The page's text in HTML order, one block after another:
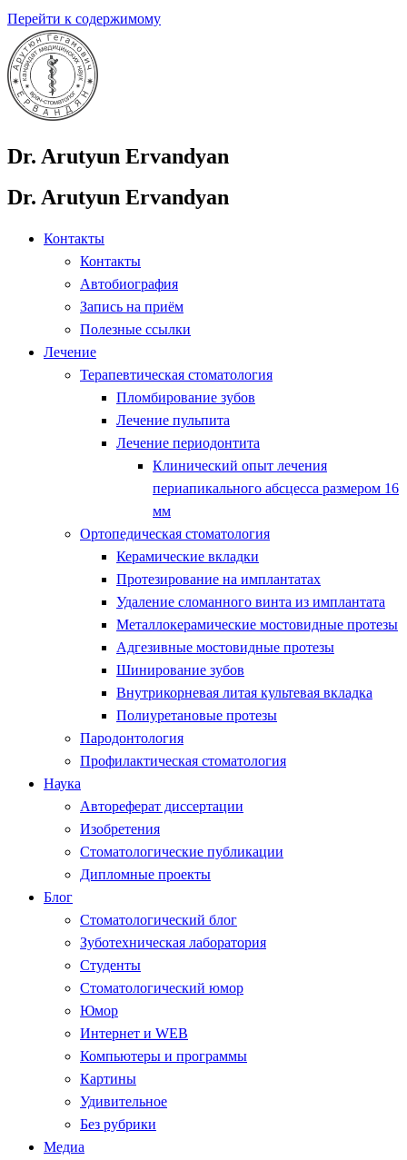
Перейти к содержимому
Dr. Arutyun Ervandyan
Dr. Arutyun Ervandyan
Контакты
Контакты
Автобиография
Запись на приём
Полезные ссылки
Лечение
Терапевтическая стоматология
Пломбирование зубов
Лечение пульпита
Лечение периодонтита
Клинический опыт лечения
периапикального абсцесса размером 16
мм
Ортопедическая стоматология
Керамические вкладки
Протезирование на имплантатах
Удаление сломанного винта из имплантата
Металлокерамические мостовидные протезы
Адгезивные мостовидные протезы
Шинирование зубов
Внутрикорневая литая культевая вкладка
Полиуретановые протезы
Пародонтология
Профилактическая стоматология
Наука
Автореферат диссертации
Изобретения
Стоматологические публикации
Дипломные проекты
Блог
Стоматологический блог
Зуботехническая лаборатория
Студенты
Стоматологический юмор
Юмор
Интернет и WEB
Компьютеры и программы
Картины
Удивительное
Без рубрики
Медиа